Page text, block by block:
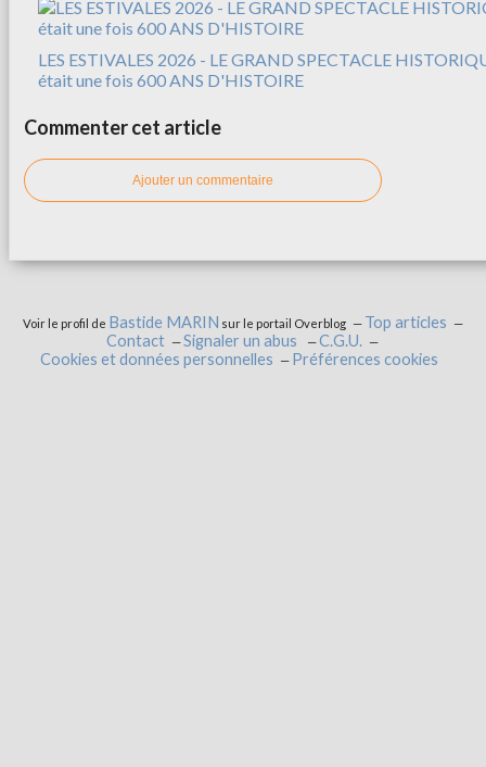
LES ESTIVALES 2026 - LE GRAND SPECTACLE
était une fois 600 ANS D'HISTOIRE
Commenter cet article
Ajouter un commentaire
Voir le profil de Bastide MARIN sur le portail Overblog
Top articles
Contact
Signaler un abus
C.G.U.
Cookies et données personnelles
Préférences cookies